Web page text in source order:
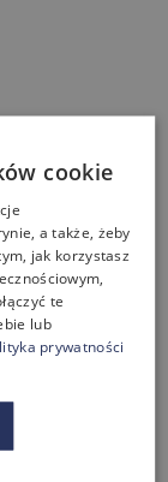
Twoimi
swoją
Możesz
profesjonalne
mebli.
cookie
a także, żeby
jak korzystasz
te
lub
prywatności